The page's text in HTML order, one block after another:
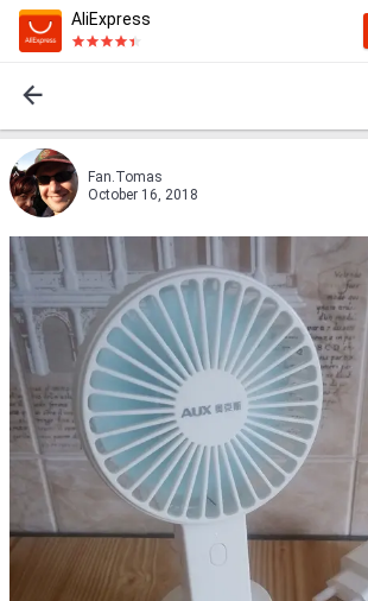
AliExpress
Fan.Tomas
October 16, 2018